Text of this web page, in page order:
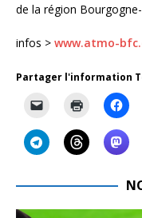
de la région
infos > www.atmo-
Partager l'information